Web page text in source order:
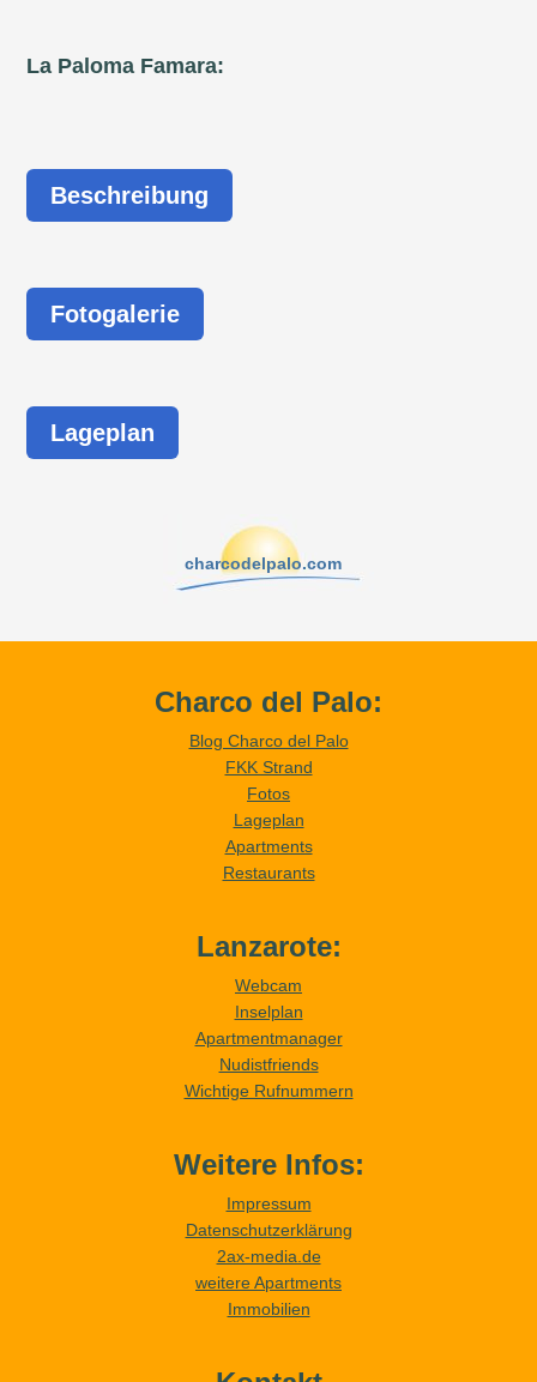
La Paloma Famara:
Beschreibung
Fotogalerie
Lageplan
charcodelpalo.com
Charco del Palo:
Blog Charco del Palo
FKK Strand
Fotos
Lageplan
Apartments
Restaurants
Lanzarote:
Webcam
Inselplan
Apartmentmanager
Nudistfriends
Wichtige Rufnummern
Weitere Infos:
Impressum
Datenschutzerklärung
2ax-media.de
weitere Apartments
Immobilien